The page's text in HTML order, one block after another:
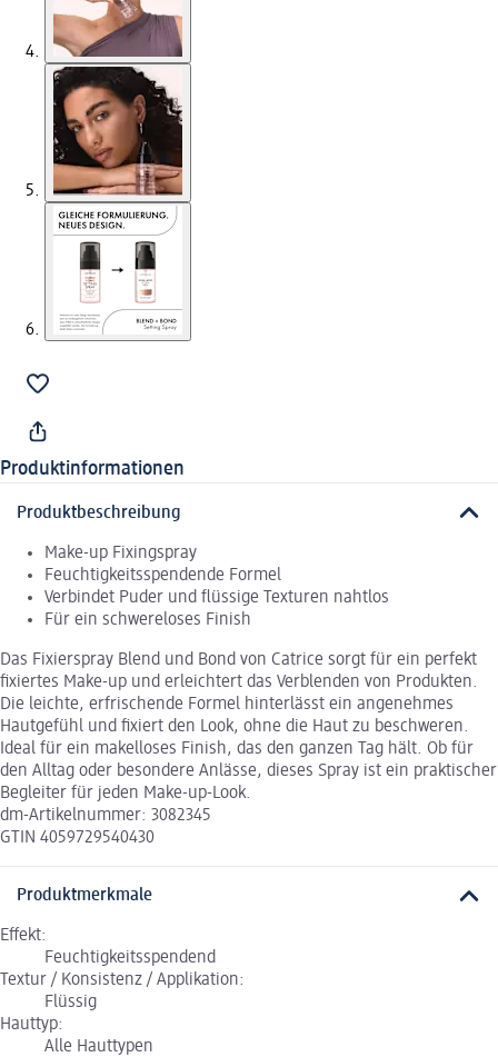
Produktinformationen
Produktbeschreibung
Make-up Fixingspray
Feuchtigkeitsspendende Formel
Verbindet Puder und flüssige Texturen nahtlos
Für ein schwereloses Finish
Das Fixierspray Blend und Bond von Catrice sorgt für ein perfekt
fixiertes Make-up und erleichtert das Verblenden von Produkten.
Die leichte, erfrischende Formel hinterlässt ein angenehmes
Hautgefühl und fixiert den Look, ohne die Haut zu beschweren.
Ideal für ein makelloses Finish, das den ganzen Tag hält. Ob für
den Alltag oder besondere Anlässe, dieses Spray ist ein praktischer
Begleiter für jeden Make-up-Look.
dm-Artikelnummer: 3082345
GTIN 4059729540430
Produktmerkmale
Effekt:
Feuchtigkeitsspendend
Textur / Konsistenz / Applikation:
Flüssig
Hauttyp:
Alle Hauttypen